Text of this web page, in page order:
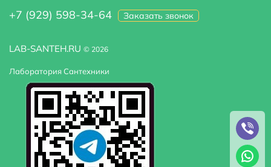
LAB-SANTEH.RU © 2026
Лаборатория Сантехники
+7 (929) 598-34-64 Заказать звонок